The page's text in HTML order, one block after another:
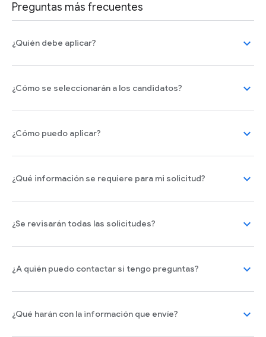
Preguntas más frecuentes
¿Quién debe aplicar? expand_more
¿Cómo se seleccionarán a los candidatos? expand_more
¿Cómo puedo aplicar? expand_more
¿Qué información se requiere para mi solicitud? expand_more
¿Se revisarán todas las solicitudes? expand_more
¿A quién puedo contactar si tengo preguntas? expand_more
¿Qué harán con la información que envíe? expand_more